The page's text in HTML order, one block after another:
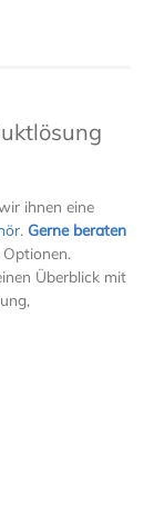
ihnen eine
.Gerne beraten
Überblick mit